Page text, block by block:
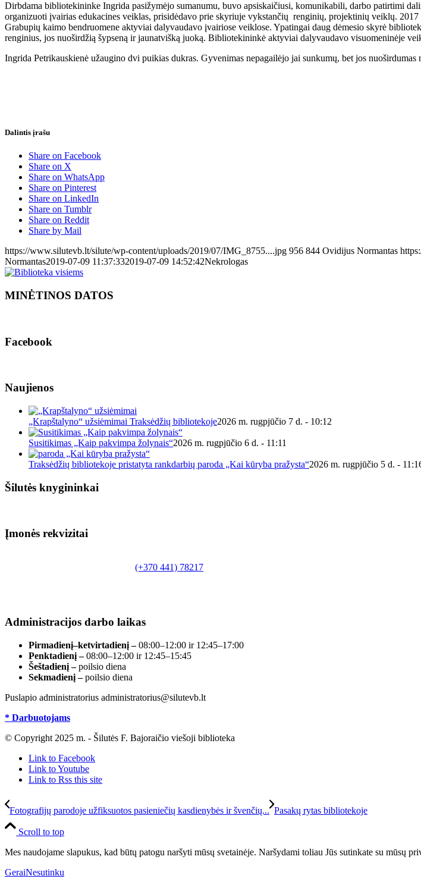
Dirbdama bibliotekininke Ingrida pasižymėjo sumanumu, buvo apsiskaičiusi, komunikabili, darbo patirtimi
organizuoti įvairias edukacines veiklas, prisidėdavo prie skyriuje vykstančių renginių, projektinių veiklų.
Grabupių kaimo bendruomene aktyviai dalyvaudavo įvairiose veiklose. Ypatingai daug dėmesio skyrė
renginius, jos nuoširdžią šypseną ir jaunatvišką juoką. Bibliotekininkė aktyviai dalyvaudavo visuomeninėje
Ingrida Petrikauskienė užaugino dvi puikias dukras. Gyvenimas nepagailėjo jai sunkumų, bet jos
Dalintis įrašu
Share on Facebook
Share on X
Share on WhatsApp
Share on Pinterest
Share on LinkedIn
Share on Tumblr
Share on Reddit
Share by Mail
https://www.silutevb.lt/silute/wp-content/uploads/2019/07/IMG_8755....jpg 956 844 Ovidijus Normantas
Normantas2019-07-09 11:37:332019-07-09 14:52:42Nekrologas
MINĖTINOS DATOS
Facebook
Naujienos
„Krapštalyno“ užsiėmimai Traksėdžių bibliotekoje2026 m. rugpjūčio 7 d. - 10:12
Susitikimas „Kaip pakvimpa žolynais“2026 m. rugpjūčio 6 d. - 11:11
Traksėdžių bibliotekoje pristatyta rankdarbių paroda „Kai kūryba pražysta“2026 m. rugpjūčio 5 d. -
Šilutės knygininkai
Įmonės rekvizitai
(+370 441) 78217
Administracijos darbo laikas
Pirmadienį–ketvirtadienį –08:00–12:00 ir 12:45–17:00
Penktadienį –08:00–12:00 ir 12:45–15:45
Šeštadienį –poilsio diena
Sekmadienį –poilsio diena
Puslapio administratorius administratorius@silutevb.lt
* Darbuotojams
© Copyright 2025 m. - Šilutės F. Bajoraičio viešoji biblioteka
Link to Facebook
Link to Youtube
Link to Rss this site
Fotografijų parodoje užfiksuotos pasieniečių kasdienybės ir švenčių... Pasakų rytas bibliotekoje
Scroll to top
Mes naudojame slapukus, kad būtų patogu naršyti mūsų svetainėje. Naršydami toliau Jūs sutinkate su mūsų
GeraiNesutinku